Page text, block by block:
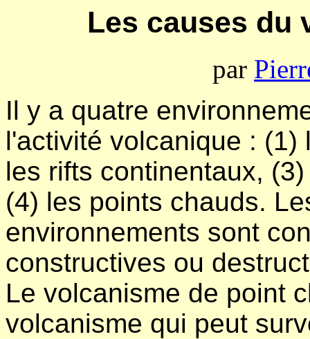
Les causes du
par
Il y a quatre
l'activité volcanique :
les rifts continentaux,
(4) les points chauds.
environnements sont
constructives ou
Le volcanisme de point
volcanisme qui peut